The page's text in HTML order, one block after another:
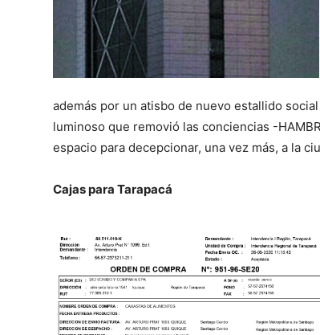
además por un atisbo de nuevo estallido
luminoso que removió las conciencias -
espacio para decepcionar, una vez más, a la
Cajas para Tarapacá